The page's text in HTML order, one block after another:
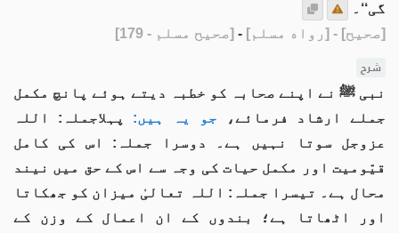
گی‘‘۔
[صحيح] - [رواه مسلم] - [صحيح مسلم - 179]
شرح
نبی ﷺ نے اپنے صحابہ کو خطبہ دیتے ہوئے پانچ مکمل
جملے ارشاد فرمائے،
جو یہ ہیں: پہلاجملہ: اللہ
عزوجل سوتا نہیں ہے۔ دوسرا جملہ: اس کی کامل
قیّومیت اور مکمل حیات کی وجہ سے اس کے حق میں نیند
محال ہے۔ تیسرا جملہ: اللہ تعالیٰ میزان کو جھکاتا
اور اٹھاتا ہے؛ بندوں کے ان اعمال کے وزن کے